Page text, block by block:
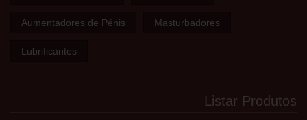
Aumentadores de Pénis Masturbadores
Lubrificantes
Listar Produtos